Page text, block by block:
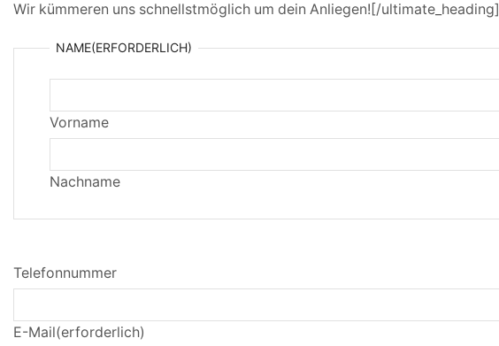
Wir kümmeren uns schnellstmöglich um dein Anliegen![/ultimate_heading]
NAME(ERFORDERLICH)
Vorname
Nachname
Telefonnummer
E-Mail(erforderlich)